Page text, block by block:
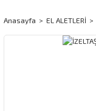
Anasayfa EL ALETLERİ